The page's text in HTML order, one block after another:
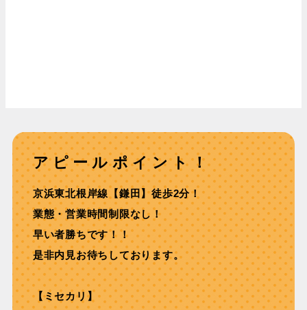
アピールポイント！
京浜東北根岸線【鎌田】徒歩2分！
業態・営業時間制限なし！
早い者勝ちです！！
是非内見お待ちしております。
【ミセカリ】